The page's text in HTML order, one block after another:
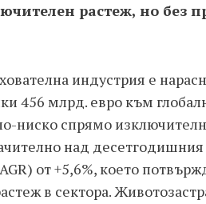
растеж, но без
индустрия е
456 млрд. евро към
ниско спрямо
над десетгодишния
от +5,6%, което
в сектора.